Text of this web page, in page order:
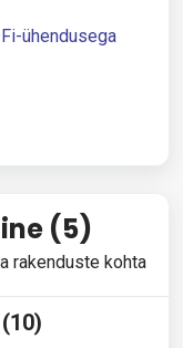
ühendusega
(5)
rakenduste kohta